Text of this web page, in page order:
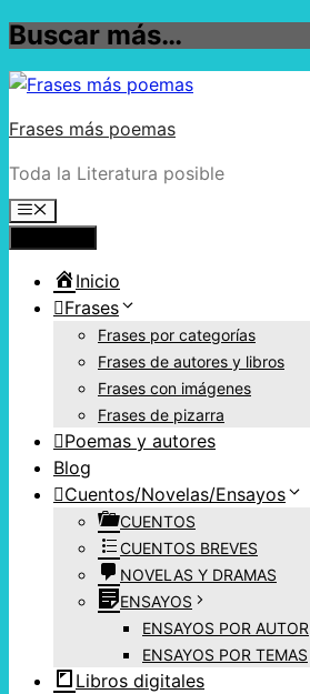
Buscar más…
Frases más poemas
Toda la Literatura posible
Inicio
Frases
Frases por categorías
Frases de autores y libros
Frases con imágenes
Frases de pizarra
Poemas y autores
Blog
Cuentos/Novelas/Ensayos
CUENTOS
CUENTOS BREVES
NOVELAS Y DRAMAS
ENSAYOS
ENSAYOS POR AUTOR
ENSAYOS POR TEMAS
Libros digitales